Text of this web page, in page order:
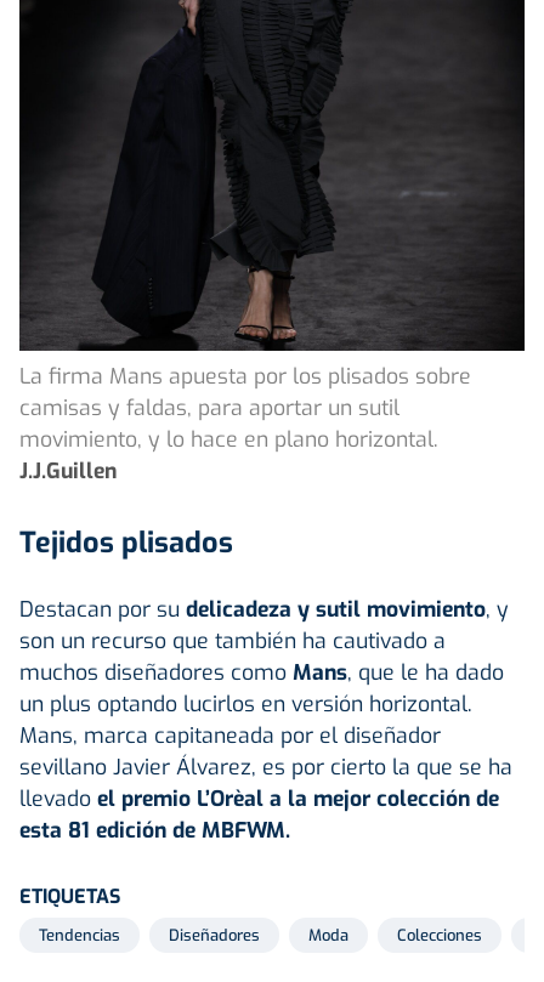
La firma Mans apuesta por los plisados sobre
camisas y faldas, para aportar un sutil
movimiento, y lo hace en plano horizontal.
J.J.Guillen
Tejidos plisados
Destacan por su delicadeza y sutil movimiento, y
son un recurso que también ha cautivado a
muchos diseñadores como Mans, que le ha dado
un plus optando lucirlos en versión horizontal.
Mans, marca capitaneada por el diseñador
sevillano Javier Álvarez, es por cierto la que se ha
llevado el premio L’Orèal a la mejor colección de
esta 81 edición de MBFWM.
ETIQUETAS
Tendencias Diseñadores Moda Colecciones